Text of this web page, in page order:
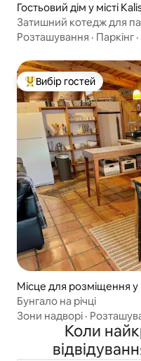
Гостьовий дім у місті
Затишний котедж для
національного парку
Розташування · Паркінг ·
Топ вибір гостей
Вибір гостей
Місце для розміщення у
Бунгало на річці
Зони надворі ·
Коли